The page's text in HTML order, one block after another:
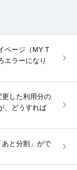
ページ（MY T
エラーになり
更した利用分の
、どうすれば
あと分割」がで